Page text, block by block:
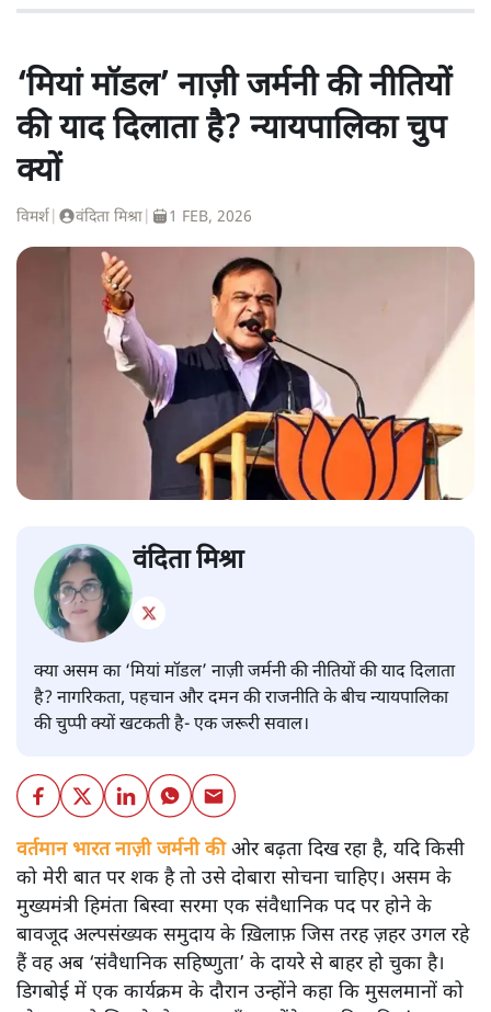
‘मियां मॉडल’ नाज़ी जर्मनी की नीतियों
की याद दिलाता है? न्यायपालिका चुप
क्यों
विमर्श वंदिता मिश्रा 1 FEB, 2026
वंदिता मिश्रा
क्या असम का ‘मियां मॉडल’ नाज़ी जर्मनी की नीतियों की याद दिलाता
है? नागरिकता, पहचान और दमन की राजनीति के बीच न्यायपालिका
की चुप्पी क्यों खटकती है- एक जरूरी सवाल।
वर्तमान भारत नाज़ी जर्मनी कीओर बढ़ता दिख रहा है, यदि किसी
को मेरी बात पर शक है तो उसे दोबारा सोचना चाहिए। असम के
मुख्यमंत्री हिमंता बिस्वा सरमा एक संवैधानिक पद पर होने के
बावजूद अल्पसंख्यक समुदाय के ख़िलाफ़ जिस तरह ज़हर उगल रहे
हैं वह अब ‘संवैधानिक सहिष्णुता’ के दायरे से बाहर हो चुका है।
डिगबोई में एक कार्यक्रम के दौरान उन्होंने कहा कि मुसलमानों को